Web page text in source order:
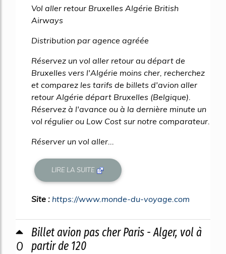
Vol aller retour Bruxelles Algérie British
Airways
Distribution par agence agréée
Réservez un vol aller retour au départ de
Bruxelles vers l'Algérie moins cher, recherchez
et comparez les tarifs de billets d'avion aller
retour Algérie départ Bruxelles (Belgique).
Réservez à l'avance ou à la dernière minute un
vol régulier ou Low Cost sur notre comparateur.
Réserver un vol aller...
LIRE LA SUITE
Site : https://www.monde-du-voyage.com
0
Billet avion pas cher Paris - Alger, vol à
partir de 120